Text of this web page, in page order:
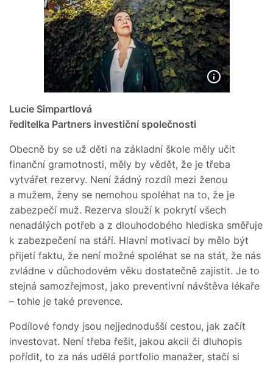
Lucie Simpartlová
ředitelka Partners investiční společnosti
Obecně by se už děti na základní škole měly učit
finanční gramotnosti, měly by vědět, že je třeba
vytvářet rezervy. Není žádný rozdíl mezi ženou
a mužem, ženy se nemohou spoléhat na to, že je
zabezpečí muž. Rezerva slouží k pokrytí všech
nenadálých potřeb a z dlouhodobého hlediska směřuje
k zabezpečení na stáří. Hlavní motivací by mělo být
přijetí faktu, že není možné spoléhat se na stát, že nás
zvládne v důchodovém věku dostatečně zajistit. Je to
stejná samozřejmost, jako preventivní návštěva lékaře
– tohle je také prevence.
Podílové fondy jsou nejjednodušší cestou, jak začít
investovat. Není třeba řešit, jakou akcii či dluhopis
pořídit, to za nás udělá portfolio manažer, stačí si